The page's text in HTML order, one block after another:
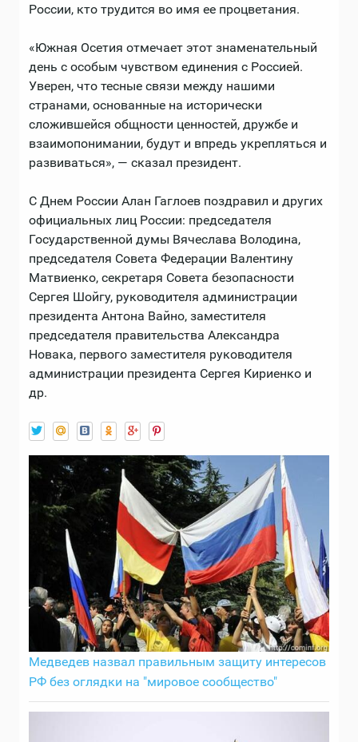
России, кто трудится во имя ее процветания.
«Южная Осетия отмечает этот знаменательный
день с особым чувством единения с Россией.
Уверен, что тесные связи между нашими
странами, основанные на исторически
сложившейся общности ценностей, дружбе и
взаимопонимании, будут и впредь укрепляться и
развиваться», — сказал президент.
С Днем России Алан Гаглоев поздравил и других
официальных лиц России: председателя
Государственной думы Вячеслава Володина,
председателя Совета Федерации Валентину
Матвиенко, секретаря Совета безопасности
Сергея Шойгу, руководителя администрации
президента Антона Вайно, заместителя
председателя правительства Александра
Новака, первого заместителя руководителя
администрации президента Сергея Кириенко и
др.
Медведев назвал правильным защиту интересов
РФ без оглядки на "мировое сообщество"